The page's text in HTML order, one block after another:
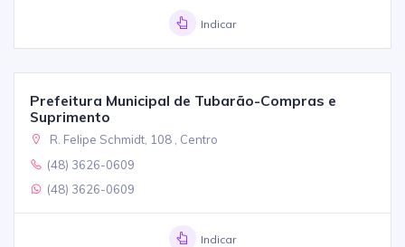
Indicar
Prefeitura Municipal de Tubarão-Compras e
Suprimento
R. Felipe Schmidt, 108 , Centro
(48) 3626-0609
(48) 3626-0609
Indicar